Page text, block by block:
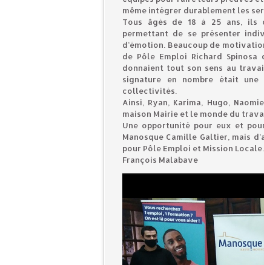
même intégrer durablement les
Tous âgés de 18 à 25 ans, ils
permettant de se présenter
d’émotion. Beaucoup de
de Pôle Emploi Richard
donnaient tout son sens au
signature en nombre était une
collectivités.
Ainsi, Ryan, Karima, Hugo,
maison Mairie et le monde du
Une opportunité pour eux et
Manosque Camille Galtier, mais
pour Pôle Emploi et Mission Locale.
François Malabave